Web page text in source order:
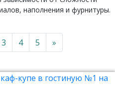
наполнения и фурнитуры.
3 4 5 »